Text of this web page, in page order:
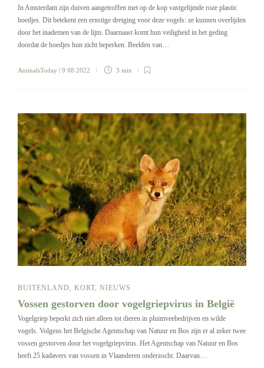
In Amsterdam zijn duiven aangetroffen met op de kop vastgelijmde roze plastic
hoedjes. Dit betekent een ernstige dreiging voor deze vogels: ze kunnen overlijden
door het inademen van de lijm. Daarnaast komt hun veiligheid in het geding
doordat de hoedjes hun zicht beperken. Beelden van…
AnimalsToday | 9 08 2022 3 min
BUITENLAND KORT NIEUWS
Vossen gestorven door vogelgriepvirus in België
Vogelgriep beperkt zich niet alleen tot dieren in pluimveebedrijven en wilde
vogels. Volgens het Belgische Agentschap van Natuur en Bos zijn er al zeker twee
vossen gestorven door het vogelgriepvirus. Het Agentschap van Natuur en Bos
heeft 25 kadavers van vossen in Vlaanderen onderzocht. Daarvan…